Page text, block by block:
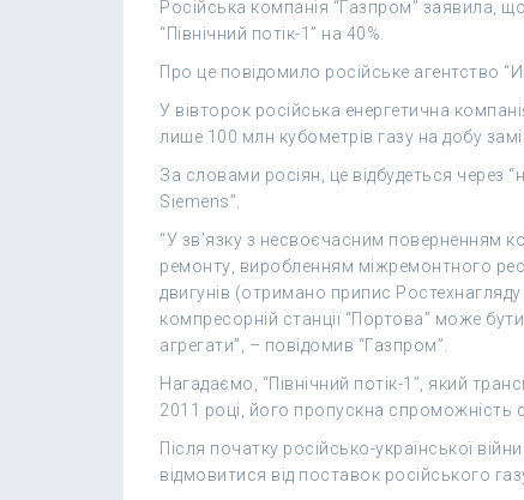
Російська компанія “Газпром” заявила,
“Північний потік-1” на 40%.
Про це повідомило російське агентство
У вівторок російська енергетична
лише 100 млн кубометрів газу на добу
За словами росіян, це відбудеться через
Siemens”.
“У зв’язку з несвоєчасним поверненням
ремонту, виробленням міжремонтного
двигунів (отримано припис
компресорній станції “Портова” може
агрегати”, – повідомив “Газпром”.
Нагадаємо, “Північний потік-1”, який
2011 році, його пропускна спроможність
Після початку російсько-української
відмовитися від поставок російського